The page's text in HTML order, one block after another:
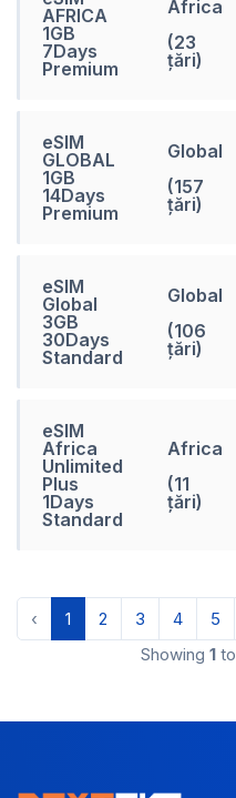
AFRICA
1GB
7Days
Premium
Africa
(23
țări)
eSIM
GLOBAL
1GB
14Days
Premium
Global
(157
țări)
eSIM
Global
3GB
30Days
Standard
Global
(106
țări)
eSIM
Africa
Unlimited
Plus
1Days
Standard
Africa
(11
țări)
‹ 1 2 3 4 5
Showing 1 to